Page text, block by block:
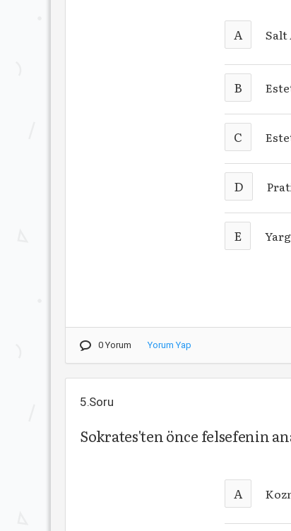
A Salt
B
C
D
E
0 Yorum Yorum Yap
5.Soru
Sokrates'ten önce felsefenin
A